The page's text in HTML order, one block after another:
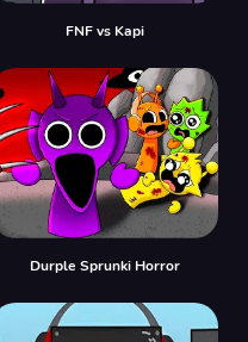
FNF vs Kapi
Durple Sprunki Horror